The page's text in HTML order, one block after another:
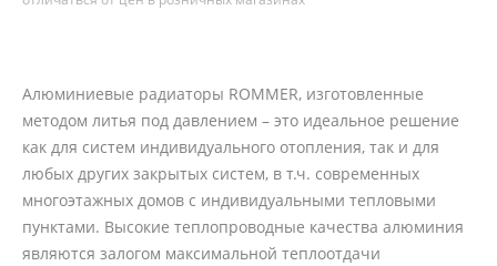
Алюминиевые радиаторы ROMMER, изготовленные
методом литья под давлением – это идеальное решение
как для систем индивидуального отопления, так и для
любых других закрытых систем, в т.ч. современных
многоэтажных домов с индивидуальными тепловыми
пунктами. Высокие теплопроводные качества алюминия
являются залогом максимальной теплоотдачи